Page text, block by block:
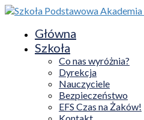
Główna
Szkoła
Co nas wyróżnia?
Dyrekcja
Nauczyciele
Bezpieczeństwo
EFS Czas na Żaków!